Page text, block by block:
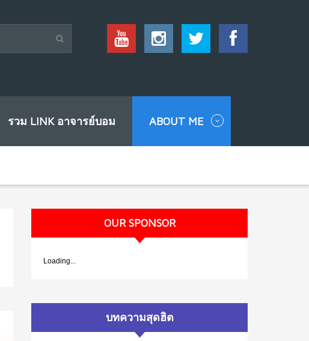
รวม LINK อาจารย์บอม ABOUT ME
OUR SPONSOR
Loading...
บทความสุดฮิต